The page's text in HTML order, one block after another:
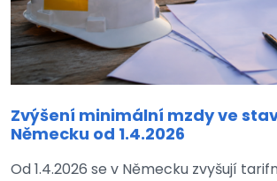
Zvýšení minimální mzdy ve
Německu od 1.4.2026
Od 1.4.2026 se v Německu zvyšují